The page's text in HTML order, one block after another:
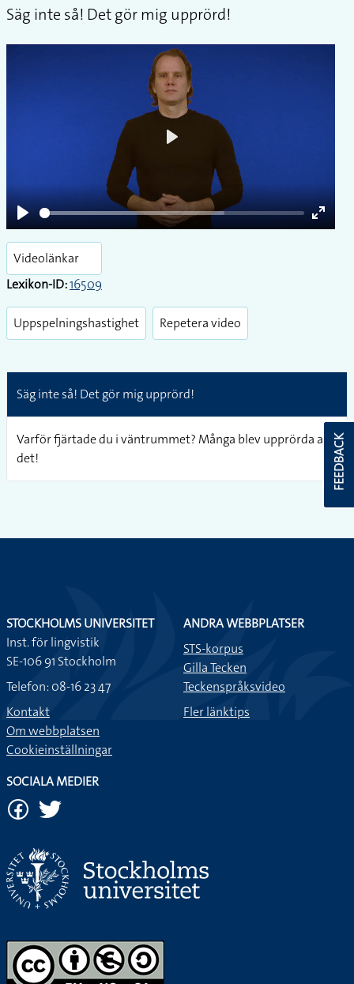
Säg inte så! Det gör mig upprörd!
Play
Enter
Videolänkar
Lexikon-ID:16509
Uppspelningshastighet Repetera video
Säg inte så! Det gör mig upprörd!
Varför fjärtade du i väntrummet? Många blev upprörda av
det!
FEEDBACK
STOCKHOLMS UNIVERSITET
Inst. för lingvistik
SE-106 91 Stockholm
Telefon: 08-16 23 47
Kontakt
Om webbplatsen
Cookieinställningar
ANDRA WEBBPLATSER
STS-korpus
Gilla Tecken
Teckenspråksvideo
Fler länktips
SOCIALA MEDIER